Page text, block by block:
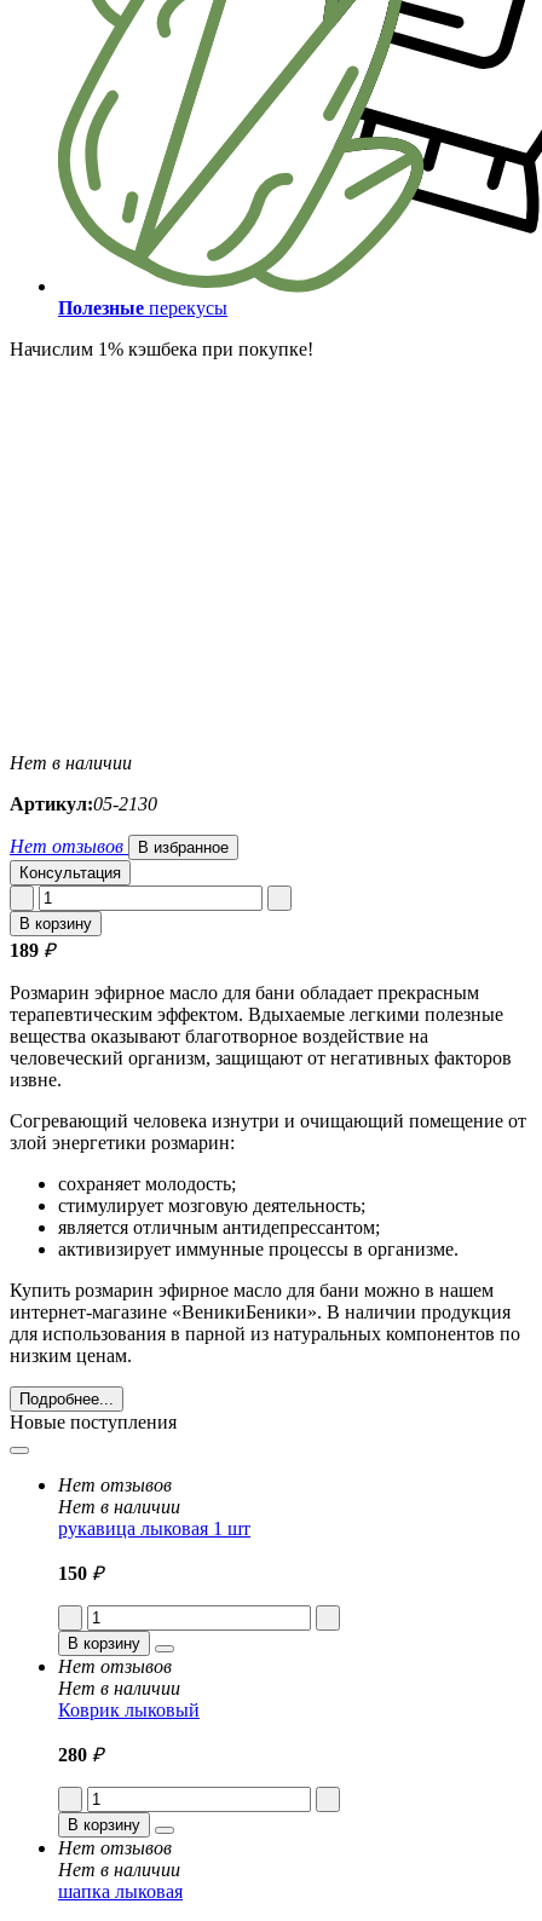
Полезные перекусы
Начислим 1% кэшбека при покупке!
Нет в наличии
Артикул:05-2130
Нет отзывов
В избранное
Консультация
В корзину
189 ₽
Розмарин эфирное масло для бани обладает прекрасным
терапевтическим эффектом. Вдыхаемые легкими полезные
вещества оказывают благотворное воздействие на
человеческий организм, защищают от негативных факторов
извне.
Согревающий человека изнутри и очищающий помещение от
злой энергетики розмарин:
сохраняет молодость;
стимулирует мозговую деятельность;
является отличным антидепрессантом;
активизирует иммунные процессы в организме.
Купить розмарин эфирное масло для бани можно в нашем
интернет-магазине «ВеникиБеники». В наличии продукция
для использования в парной из натуральных компонентов по
низким ценам.
Подробнее...
Новые поступления
Нет отзывов
Нет в наличии
рукавица лыковая 1 шт
150 ₽
В корзину
Нет отзывов
Нет в наличии
Коврик лыковый
280 ₽
В корзину
Нет отзывов
Нет в наличии
шапка лыковая